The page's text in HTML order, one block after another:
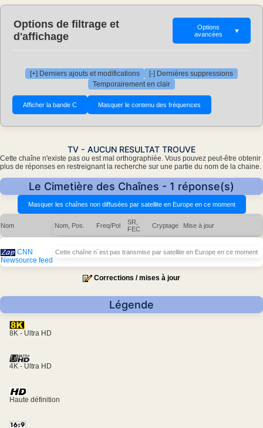
Options de filtrage et
d'affichage
Options
avancées
▼
[+] Derniers ajouts et modifications
[-] Dernières suppressions
Temporairement en clair
TV - AUCUN RESULTAT TROUVE
Cette chaîne n'existe pas ou est mal orthographiée. Vous pouvez peut-être obtenir
plus de réponses en restreignant la recherche sur une partie du nom de la chaine.
Le Cimetière des Chaînes - 1 réponse(s)
Nom Nom, Pos. Freq/Pol
SR,
FEC
Cryptage Mise à jour
CNN
Newsource feed
Cette chaîne n´est pas transmise par satellite en Europe en ce moment
Corrections / mises à jour
Légende
8K - Ultra HD
4K - Ultra HD
Haute définition